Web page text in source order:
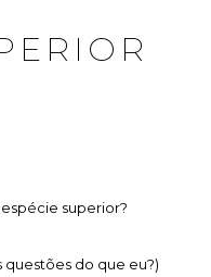
superior?
questões do que eu?)